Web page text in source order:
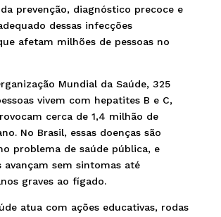
prevenção, diagnóstico precoce e
dessas infecções
afetam milhões de pessoas no
Mundial da Saúde, 325
vivem com hepatites B e C,
cerca de 1,4 milhão de
No Brasil, essas doenças são
problema de saúde pública, e
avançam sem sintomas até
graves ao fígado.
atua com ações educativas, rodas